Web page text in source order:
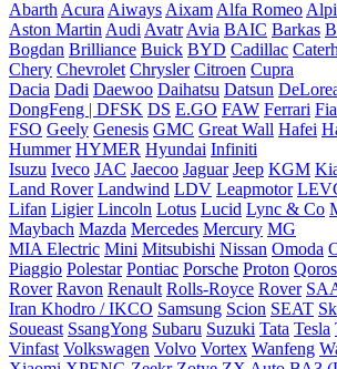
Abarth Acura Aiways Aixam Alfa Romeo
Aston Martin Audi Avatr Avia BAIC Barkas
Bogdan Brilliance Buick BYD Cadillac
Chery Chevrolet Chrysler Citroen Cupra
Dacia Dadi Daewoo Daihatsu Datsun
DongFeng | DFSK DS E.GO FAW Ferrari
FSO Geely Genesis GMC Great Wall Hafei
Hummer HYMER Hyundai Infiniti
Isuzu Iveco JAC Jaecoo Jaguar Jeep KGM
Land Rover Landwind LDV Leapmotor
Lifan Ligier Lincoln Lotus Lucid Lync & Co
Maybach Mazda Mercedes Mercury MG
MIA Electric Mini Mitsubishi Nissan Omoda
Piaggio Polestar Pontiac Porsche Proton Qoros
Rover Ravon Renault Rolls-Royce Rover
Iran Khodro / IKCO Samsung Scion SEAT
Soueast SsangYong Subaru Suzuki Tata Tesla
Vinfast Volkswagen Volvo Vortex Wanfeng